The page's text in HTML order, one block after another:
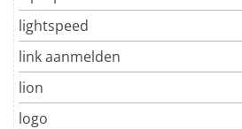
lightspeed
link aanmelden
lion
logo